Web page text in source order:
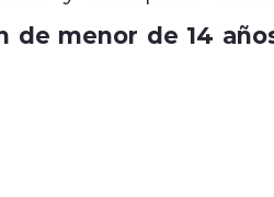
de menor de 14